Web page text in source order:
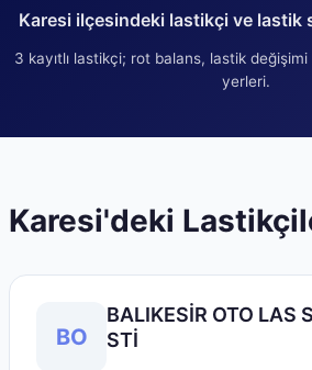
Karesiilçesindeki lastikçi ve lastik
3 kayıtlı lastikçi; rot balans, lastik
yerleri.
Karesi'deki
BO
BALIKESİR OTO LAS
STİ